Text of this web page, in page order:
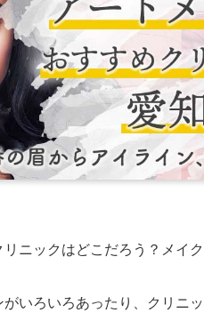
ニックはどこだろう？メイ
いろいろあったり、クリニ